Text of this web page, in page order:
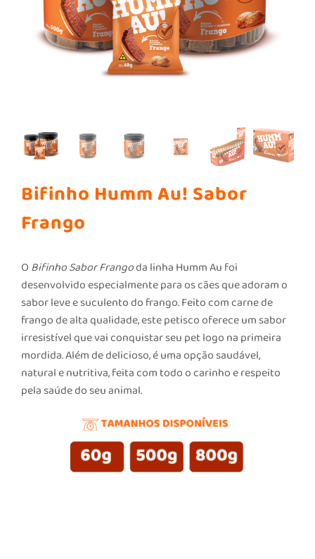
CONTATO
Bifinho Humm Au! Sabor
Frango
O Bifinho Sabor Frangoda linha Humm Au foi
desenvolvido especialmente para os cães que adoram o
sabor leve e suculento do frango. Feito com carne de
frango de alta qualidade, este petisco oferece um sabor
irresistível que vai conquistar seu pet logo na primeira
mordida. Além de delicioso, é uma opção saudável,
natural e nutritiva, feita com todo o carinho e respeito
pela saúde do seu animal.